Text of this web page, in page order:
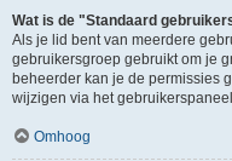
Wat is de "Standaard
Als je lid bent van meerdere
gebruikersgroep gebruikt om je
beheerder kan je de permissies
wijzigen via het
Omhoog